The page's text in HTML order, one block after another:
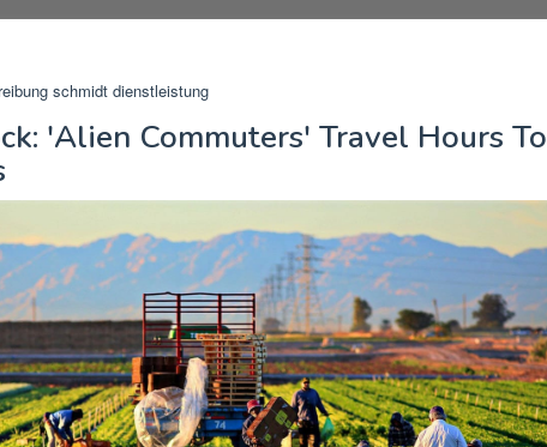
schmidt dienstleistung
'Alien Commuters' Travel Hours To